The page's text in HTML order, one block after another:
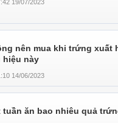
19/07/2023
nên mua khi trứng xuất
hiệu này
14/06/2023
tuần ăn bao nhiêu quả